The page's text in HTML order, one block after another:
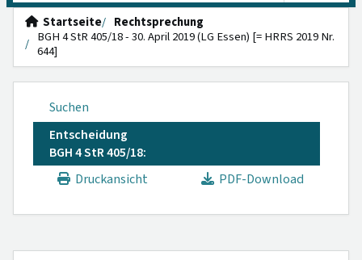
Startseite
Rechtsprechung
BGH 4 StR 405/18 - 30. April 2019 (LG Essen) [= HRRS 2019 Nr.
644]
Suchen
Entscheidung
BGH 4 StR 405/18:
Druckansicht
PDF-Download